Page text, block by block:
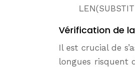
Vérification de
Il est crucial de
longues risquent